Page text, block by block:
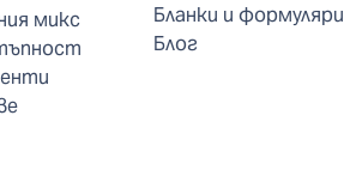
микс
Бланки и формуляри
Блог